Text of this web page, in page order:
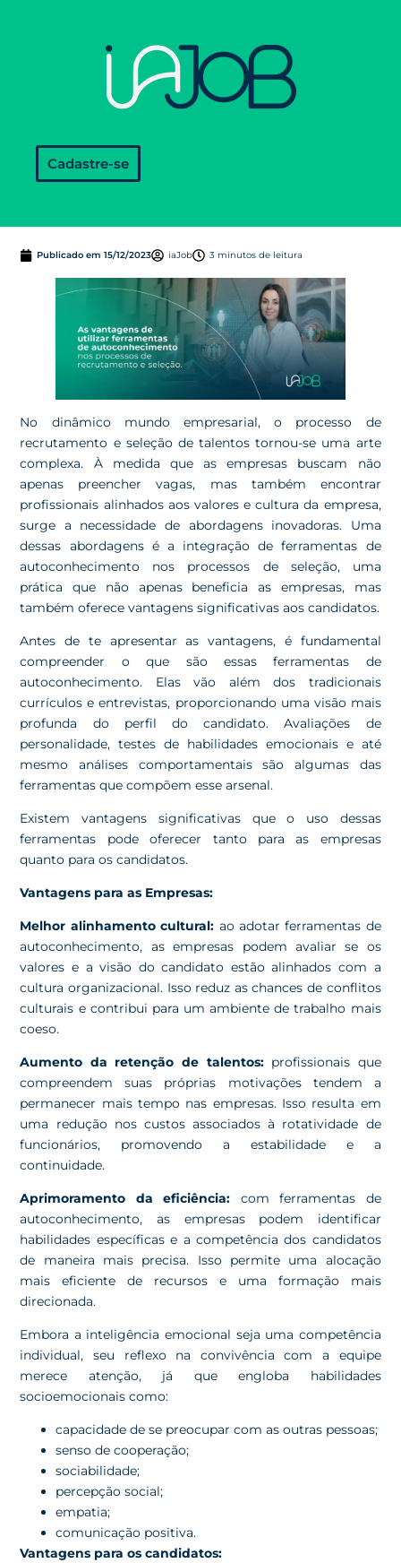
Cadastre-se
Publicado em 15/12/2023 iaJob 3 minutos de leitura
No dinâmico mundo empresarial, o processo de
recrutamento e seleção de talentos tornou-se uma arte
complexa. À medida que as empresas buscam não
apenas preencher vagas, mas também encontrar
profissionais alinhados aos valores e cultura da empresa,
surge a necessidade de abordagens inovadoras. Uma
dessas abordagens é a integração de ferramentas de
autoconhecimento nos processos de seleção, uma
prática que não apenas beneficia as empresas, mas
também oferece vantagens significativas aos candidatos.
Antes de te apresentar as vantagens, é fundamental
compreender o que são essas ferramentas de
autoconhecimento. Elas vão além dos tradicionais
currículos e entrevistas, proporcionando uma visão mais
profunda do perfil do candidato. Avaliações de
personalidade, testes de habilidades emocionais e até
mesmo análises comportamentais são algumas das
ferramentas que compõem esse arsenal.
Existem vantagens significativas que o uso dessas
ferramentas pode oferecer tanto para as empresas
quanto para os candidatos.
Vantagens para as Empresas:
Melhor alinhamento cultural: ao adotar ferramentas de
autoconhecimento, as empresas podem avaliar se os
valores e a visão do candidato estão alinhados com a
cultura organizacional. Isso reduz as chances de conflitos
culturais e contribui para um ambiente de trabalho mais
coeso.
Aumento da retenção de talentos:profissionais que
compreendem suas próprias motivações tendem a
permanecer mais tempo nas empresas. Isso resulta em
uma redução nos custos associados à rotatividade de
funcionários, promovendo a estabilidade e a
continuidade.
Aprimoramento da eficiência: com ferramentas de
autoconhecimento, as empresas podem identificar
habilidades específicas e a competência dos candidatos
de maneira mais precisa. Isso permite uma alocação
mais eficiente de recursos e uma formação mais
direcionada.
Embora a inteligência emocional seja uma competência
individual, seu reflexo na convivência com a equipe
merece atenção, já que engloba habilidades
socioemocionais como:
capacidade de se preocupar com as outras pessoas;
senso de cooperação;
sociabilidade;
percepção social;
empatia;
comunicação positiva.
Vantagens para os candidatos: